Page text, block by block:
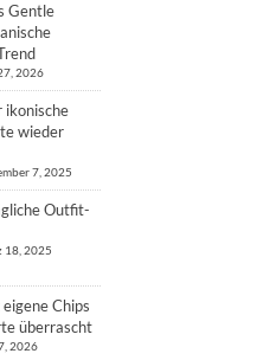
Gentle
2026
ikonische
wieder
7, 2025
Outfit-
18, 2025
Chips
überrascht
2026